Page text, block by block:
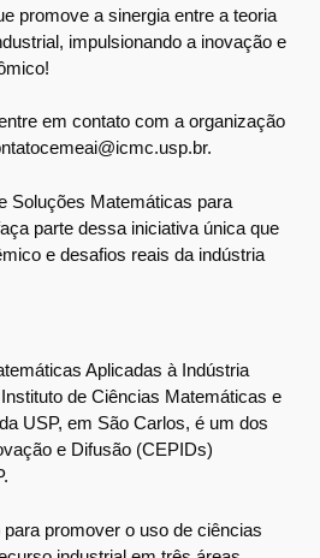
promove a sinergia entre a teoria
impulsionando a inovação e
em contato com a organização
Soluções Matemáticas para
parte dessa iniciativa única que
e desafios reais da indústria
Aplicadas à Indústria
de Ciências Matemáticas e
USP, em São Carlos, é um dos
e Difusão (CEPIDs)
promover o uso de ciências